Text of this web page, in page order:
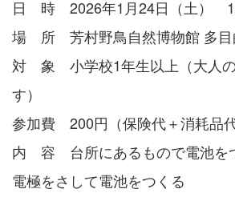
日 時 2026年1月24日（土）
場 所 芳村野鳥自然博物館 多目
対 象 小学校1年生以上（大人の
す）
参加費 200円（保険代＋消耗品代
内 容 台所にあるもので電池を
電極をさして電池をつくる